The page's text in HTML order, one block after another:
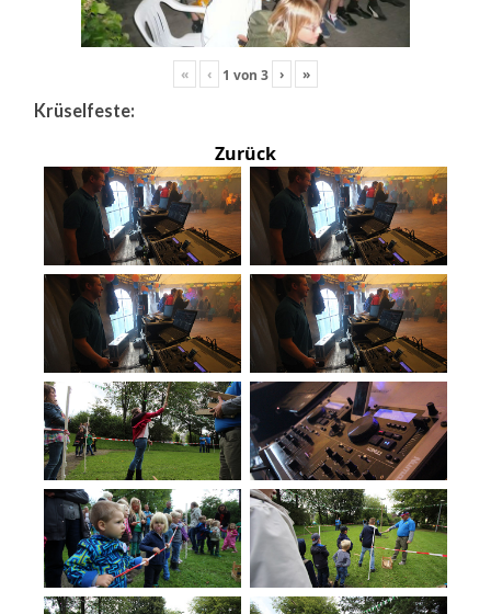
« ‹ 1 von 3 › »
Krüselfeste:
Zurück